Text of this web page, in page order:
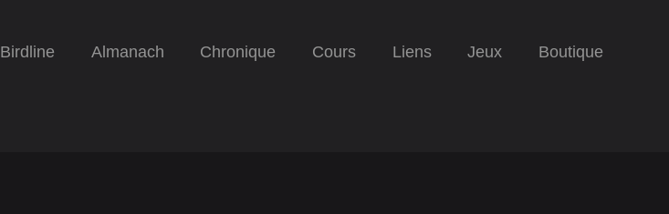
Birdline Almanach Chronique Cours Liens Jeux Boutique